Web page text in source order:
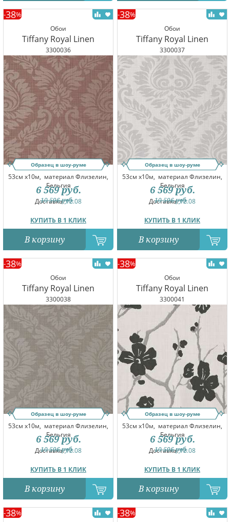
Обои
Tiffany Royal Linen
3300036
-38%
Образец в шоу-руме
53см x10м, материал Флизелин,
Бельгия
Доставка:12.08
КУПИТЬ В 1 КЛИК
10 596руб.
6 569 руб.
В корзину
Обои
Tiffany Royal Linen
3300037
-38%
Образец в шоу-руме
53см x10м, материал Флизелин,
Бельгия
Доставка:12.08
КУПИТЬ В 1 КЛИК
10 596руб.
6 569 руб.
В корзину
Обои
Tiffany Royal Linen
3300038
-38%
Образец в шоу-руме
53см x10м, материал Флизелин,
Бельгия
Доставка:12.08
КУПИТЬ В 1 КЛИК
10 596руб.
6 569 руб.
В корзину
Обои
Tiffany Royal Linen
3300041
-38%
Образец в шоу-руме
53см x10м, материал Флизелин,
Бельгия
Доставка:12.08
КУПИТЬ В 1 КЛИК
10 596руб.
6 569 руб.
В корзину
-38% -38%